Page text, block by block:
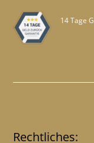
14 Tage
Rechtliches: